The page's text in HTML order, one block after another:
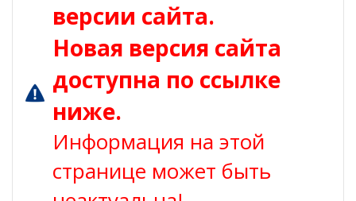
версии сайта.
Новая версия сайта
доступна по ссылке
ниже.
Информация на этой
странице может быть